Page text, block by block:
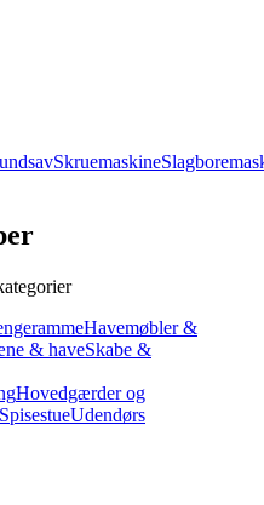
Skruemaskine
Havemøbler &
& haveSkabe &
Hovedgærder og
SpisestueUdendørs